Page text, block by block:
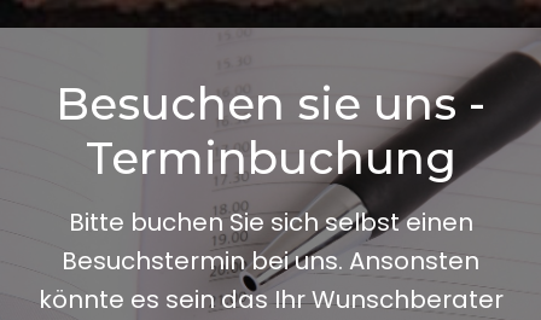
Besuchen sie uns -
Terminbuchung
Bitte buchen Sie sich selbst einen
Besuchstermin bei uns. Ansonsten
könnte es sein das Ihr Wunschberater